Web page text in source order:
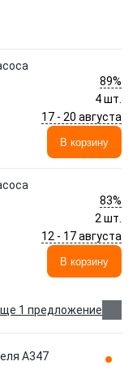
89%
4 шт.
17 - 20 августа
В корзину
83%
2 шт.
12 - 17 августа
В корзину
1 предложение
A347